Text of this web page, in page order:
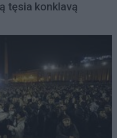
tęsia konklavą